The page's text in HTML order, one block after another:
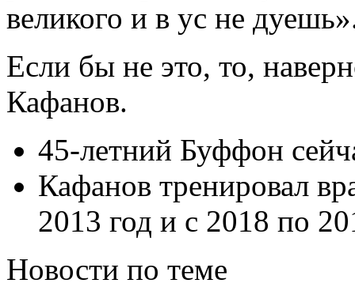
великого и в ус не
Если бы не это, то,
Кафанов.
45-летний Буффон
Кафанов тренировал
2013 год и с 2018 по
Новости по теме